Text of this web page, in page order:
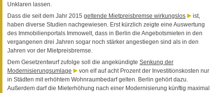
Unklaren lassen.
Dass die seit dem Jahr 2015 geltende Mietpreisbremse wirkungslos
ist,
haben diverse Studien nachgewiesen. Erst kürzlich zeigte eine Auswertung
des Immobilienportals Immowelt, dass in Berlin die Angebotsmieten in den
vergangenen drei Jahren sogar noch stärker angestiegen sind als in den
Jahren vor der Mietpreisbremse.
Dem Gesetzentwurf zufolge soll die angekündigte Senkung der
Modernisierungsumlage
von elf auf acht Prozent der Investitionskosten nur
in Städten mit erhöhtem Wohnraumbedarf gelten. Berlin gehört dazu.
Außerdem darf die Mieterhöhung nach einer Modernisierung künftig maximal